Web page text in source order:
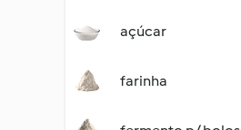
açúcar
farinha